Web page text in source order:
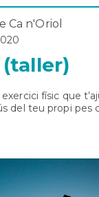
Ca n'Oriol
físic que
del teu propi pes